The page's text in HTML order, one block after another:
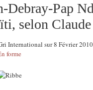
Debray-Pap
selon
International sur 8 Février
forme